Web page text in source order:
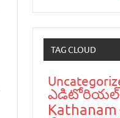
TAG CLOUD
ఎడిటోరియ‌ల్-
Kathanam